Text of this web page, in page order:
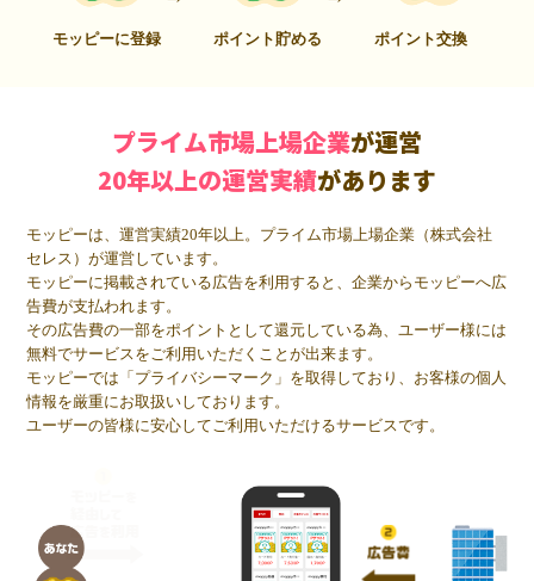
モッピーに登録 ポイント貯める ポイント交換
プライム市場上場企業が運営
20年以上の運営実績があります
モッピーは、運営実績20年以上。プライム市場上場企業（株式会社
セレス）が運営しています。
モッピーに掲載されている広告を利用すると、企業からモッピーへ広
告費が支払われます。
その広告費の一部をポイントとして還元している為、ユーザー様には
無料でサービスをご利用いただくことが出来ます。
モッピーでは「プライバシーマーク」を取得しており、お客様の個人
情報を厳重にお取扱いしております。
ユーザーの皆様に安心してご利用いただけるサービスです。